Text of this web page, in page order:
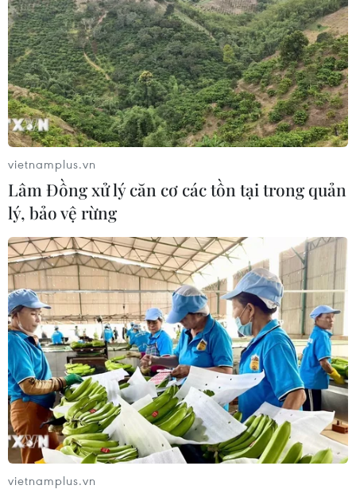
vietnamplus.vn
Lâm Đồng xử lý căn cơ các tồn tại trong quản
lý, bảo vệ rừng
vietnamplus.vn